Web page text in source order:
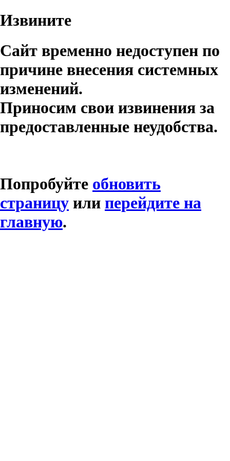
Извините
Сайт временно недоступен по
причине внесения системных
изменений.
Приносим свои извинения за
предоставленные неудобства.
Попробуйте обновить
страницу или перейдите на
главную.